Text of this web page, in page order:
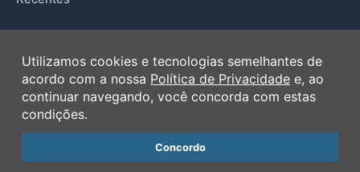
Termos de Uso
Política de Privacidade
Ferramentas
Contato
Utilizamos cookies e tecnologias semelhantes de
acordo com a nossa Política de Privacidade e, ao
continuar navegando, você concorda com estas
condições.
Concordo